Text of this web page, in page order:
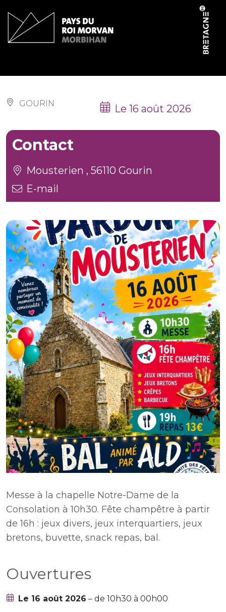
GOURIN Le 16 août 2026
Messe à la chapelle Notre-Dame de la
Consolation à 10h30. Fête champêtre à partir
de 16h : jeux divers, jeux interquartiers, jeux
bretons, buvette, snack repas, bal.
Ouvertures
Le 16 août 2026 – de 10h30 à 00h00
Contact
Mousterien , 56110 Gourin
E-mail